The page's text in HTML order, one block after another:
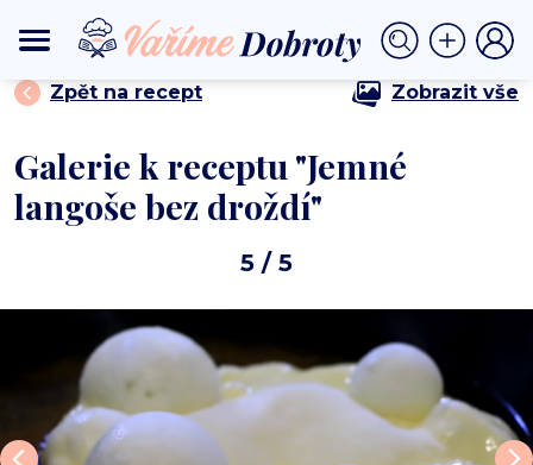
DOMŮ BEZMASÁ JÍDLA ⟩ Jemné langoše bez droždí
Zpět na recept Zobrazit vše
Galerie k receptu "Jemné
langoše bez droždí"
5 / 5